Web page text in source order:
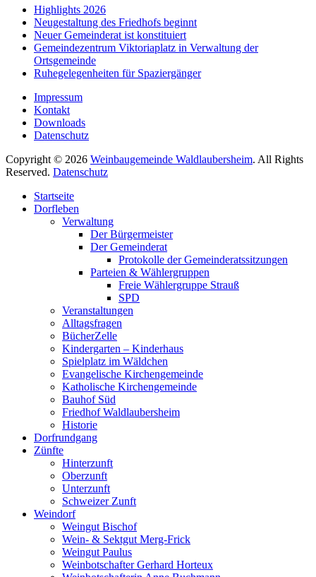
Highlights 2026
Neugestaltung des Friedhofs beginnt
Neuer Gemeinderat ist konstituiert
Gemeindezentrum Viktoriaplatz in Verwaltung der
Ortsgemeinde
Ruhegelegenheiten für Spaziergänger
Impressum
Kontakt
Downloads
Datenschutz
Copyright © 2026 Weinbaugemeinde Waldlaubersheim. All Rights
Reserved. Datenschutz
oben
scrollen
Startseite
Dorfleben
Verwaltung
Der Bürgermeister
Der Gemeinderat
Protokolle der Gemeinderatssitzungen
Parteien & Wählergruppen
Freie Wählergruppe Strauß
SPD
Veranstaltungen
Alltagsfragen
BücherZelle
Kindergarten – Kinderhaus
Spielplatz im Wäldchen
Evangelische Kirchengemeinde
Katholische Kirchengemeinde
Bauhof Süd
Friedhof Waldlaubersheim
Historie
Dorfrundgang
Zünfte
Hinterzunft
Oberzunft
Unterzunft
Schweizer Zunft
Weindorf
Weingut Bischof
Wein- & Sektgut Merg-Frick
Weingut Paulus
Weinbotschafter Gerhard Horteux